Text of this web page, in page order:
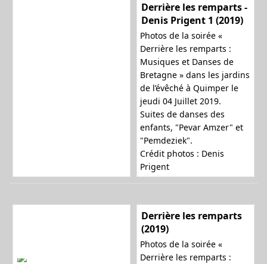
Derrière les remparts -
Denis Prigent 1 (2019)
Photos de la soirée «
Derrière les remparts :
Musiques et Danses de
Bretagne » dans les jardins
de l’évêché à Quimper le
jeudi 04 Juillet 2019.
Suites de danses des
enfants, "Pevar Amzer" et
"Pemdeziek".
Crédit photos : Denis
Prigent
Derrière les remparts
(2019)
Photos de la soirée «
Derrière les remparts :